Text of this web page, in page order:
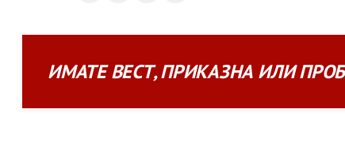
ИМАТЕВЕСТ,ПРИКАЗНА ИЛИ